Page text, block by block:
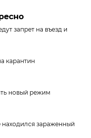
запрет на въезд и
карантин
новый режим
зараженный